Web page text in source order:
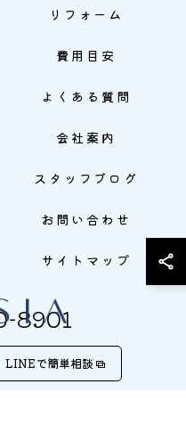
8901
LINEで簡単相談
リフォーム
費用目安
よくある質問
会社案内
スタッフブログ
お問い合わせ
サイトマップ
RESERVED.